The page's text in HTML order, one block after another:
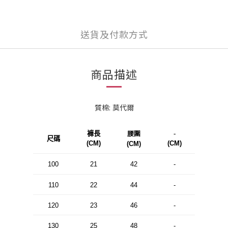
送貨及付款方式
商品描述
質棉: 莫代爾
尺碼
褲長
(CM)
腰圍
(CM)
-
(CM)
100 21 42 -
110 22 44 -
120 23 46 -
130 25 48 -